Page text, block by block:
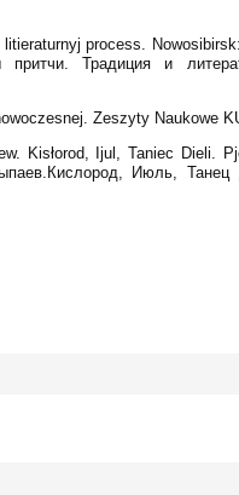
process.
Традиция и
Zeszyty Naukowe
Kisłorod, Ijul, Taniec Dieli.
Июль,